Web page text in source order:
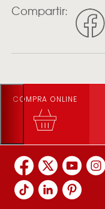
Compartir:
COMPRA ONLINE